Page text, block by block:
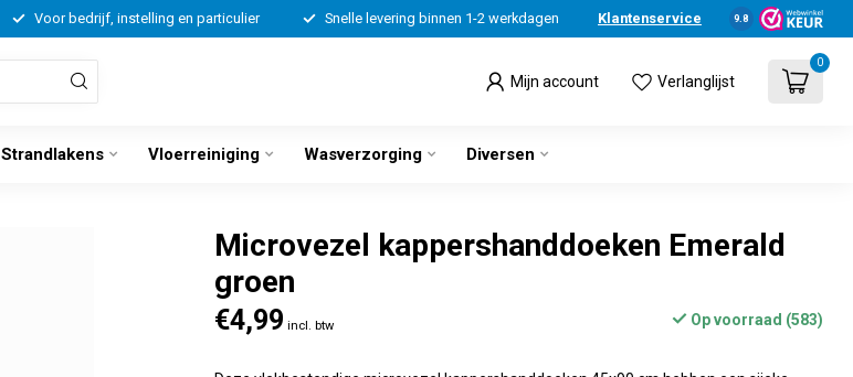
Voor bedrijf, instelling en particulier Snelle levering binnen 1-2 werkdagen Klantenservice 9.8
Mijn account Verlanglijst
0
Strandlakens Vloerreiniging Wasverzorging Diversen
Microvezel kappershanddoeken Emerald
groen
€4,99 incl. btw Op voorraad (583)